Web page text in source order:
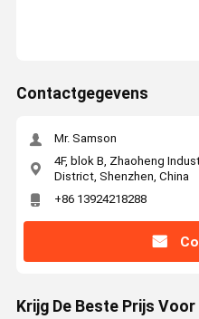
Contactgegevens
Mr. Samson
4F, blok B, Zhaoheng
District, Shenzhen, China
+86 13924218288
Krijg De Beste Prijs Voor